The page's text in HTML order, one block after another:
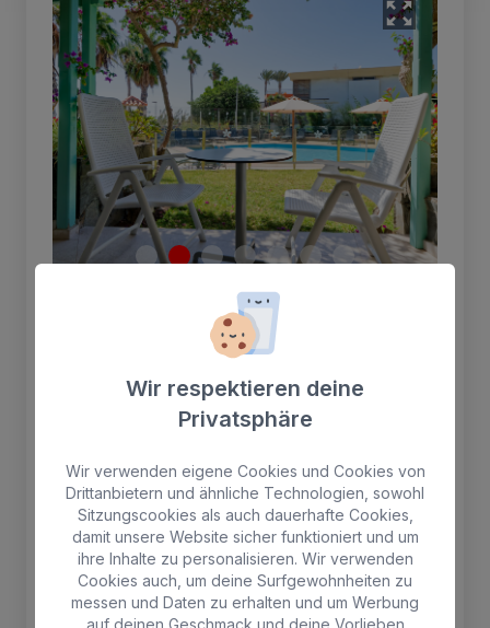
Premium-Apartment am Meer
Apartment mit einem Schlafzimmer,
Doppelbett, großem Schrank mit Safe,
Sessel. Voll ausgestattete Küche mit Grill-
Mikrowelle, Kühlschrank, Tisch mit zwei
Stühlen und kompletten Küchenutensilien.
Badezimmer mit Duschwanne.
2 Erwachsene max
Wir respektieren deine
Privatsphäre
Wir verwenden eigene Cookies und Cookies von
Drittanbietern und ähnliche Technologien, sowohl
Sitzungscookies als auch dauerhafte Cookies,
damit unsere Website sicher funktioniert und um
ihre Inhalte zu personalisieren. Wir verwenden
Cookies auch, um deine Surfgewohnheiten zu
messen und Daten zu erhalten und um Werbung
auf deinen Geschmack und deine Vorlieben